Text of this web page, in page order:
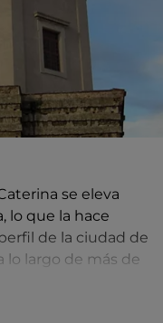
se eleva
lo que la hace
de la ciudad de
lo largo de más de